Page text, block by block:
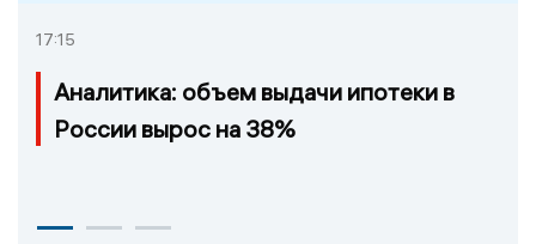
17:15
Аналитика: объем выдачи ипотеки в
России вырос на 38%